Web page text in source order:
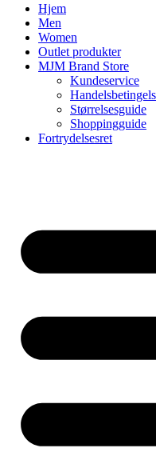
Hjem
Men
Women
Outlet produkter
MJM Brand Store
Kundeservice
Størrelsesguide
Shoppingguide
Fortrydelsesret